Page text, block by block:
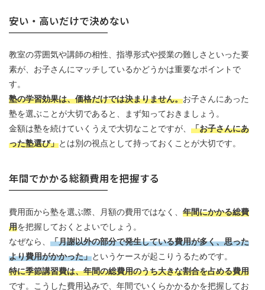
安い・高いだけで決めない
教室の雰囲気や講師の相性、指導形式や授業の難しさといった要
素が、お子さんにマッチしているかどうかは重要なポイントで
す。
塾の学習効果は、価格だけでは決まりません。お子さんにあった
塾を選ぶことが大切であると、まず知っておきましょう。
金額は塾を続けていくうえで大切なことですが、 「お子さんにあ
った塾選び」とは別の視点として持っておくことが大切です。
年間でかかる総額費用を把握する
費用面から塾を選ぶ際、月額の費用ではなく、 年間にかかる総費
用を把握しておくとよいでしょう。
なぜなら、 「月謝以外の部分で発生している費用が多く、思った
より費用がかかった」というケースが起こりうるためです。
特に季節講習費は、年間の総費用のうち大きな割合を占める費用
です。こうした費用込みで、年間でいくらかかるかを把握してお